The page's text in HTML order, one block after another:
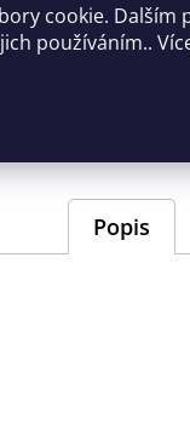
cookie.
používáním..
Popis